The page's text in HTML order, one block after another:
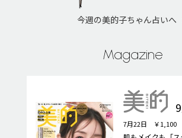
今週の美的子ちゃん占いへ
Magazine
9
7月22日 ￥1,100